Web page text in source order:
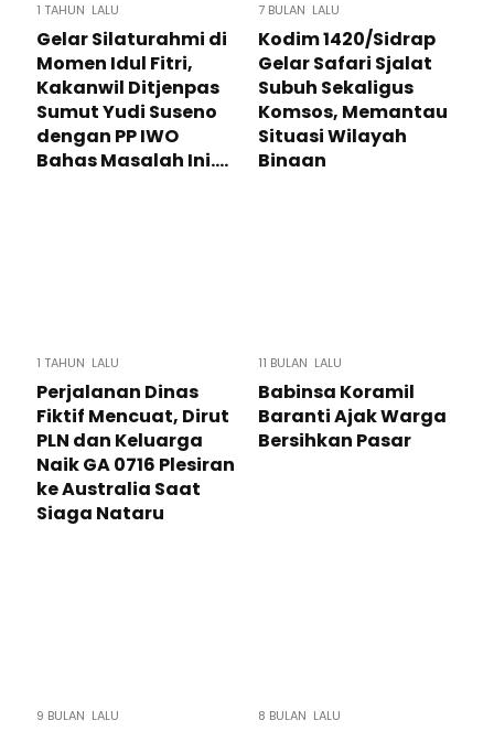
1 TAHUN LALU
Gelar Silaturahmi di
Momen Idul Fitri,
Kakanwil Ditjenpas
Sumut Yudi Suseno
dengan PP IWO
Bahas Masalah Ini….
7 BULAN LALU
Kodim 1420/Sidrap
Gelar Safari Sjalat
Subuh Sekaligus
Komsos, Memantau
Situasi Wilayah
Binaan
1 TAHUN LALU
Perjalanan Dinas
Fiktif Mencuat, Dirut
PLN dan Keluarga
Naik GA 0716 Plesiran
ke Australia Saat
Siaga Nataru
11 BULAN LALU
Babinsa Koramil
Baranti Ajak Warga
Bersihkan Pasar
9 BULAN LALU 8 BULAN LALU